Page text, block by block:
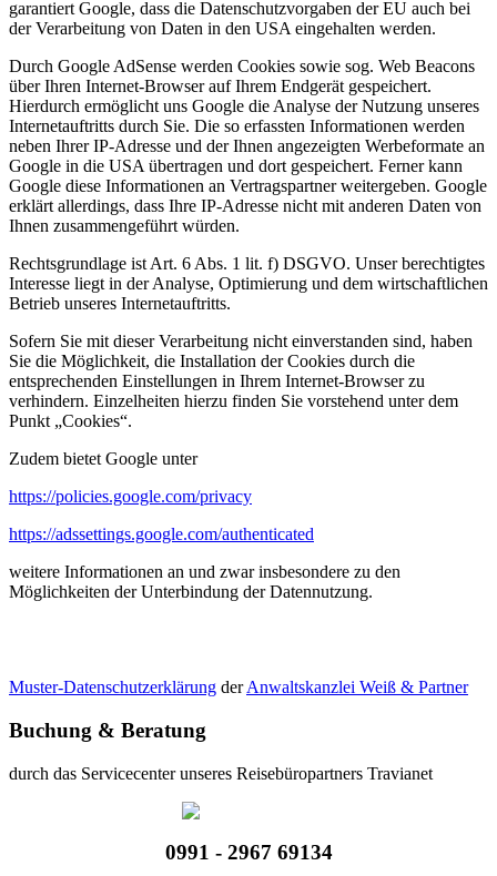
garantiert Google, dass die Datenschutzvorgaben der EU auch bei
der Verarbeitung von Daten in den USA eingehalten werden.
Durch Google AdSense werden Cookies sowie sog. Web Beacons
über Ihren Internet-Browser auf Ihrem Endgerät gespeichert.
Hierdurch ermöglicht uns Google die Analyse der Nutzung unseres
Internetauftritts durch Sie. Die so erfassten Informationen werden
neben Ihrer IP-Adresse und der Ihnen angezeigten Werbeformate an
Google in die USA übertragen und dort gespeichert. Ferner kann
Google diese Informationen an Vertragspartner weitergeben. Google
erklärt allerdings, dass Ihre IP-Adresse nicht mit anderen Daten von
Ihnen zusammengeführt würden.
Rechtsgrundlage ist Art. 6 Abs. 1 lit. f) DSGVO. Unser berechtigtes
Interesse liegt in der Analyse, Optimierung und dem wirtschaftlichen
Betrieb unseres Internetauftritts.
Sofern Sie mit dieser Verarbeitung nicht einverstanden sind, haben
Sie die Möglichkeit, die Installation der Cookies durch die
entsprechenden Einstellungen in Ihrem Internet-Browser zu
verhindern. Einzelheiten hierzu finden Sie vorstehend unter dem
Punkt „Cookies“.
Zudem bietet Google unter
https://policies.google.com/privacy
https://adssettings.google.com/authenticated
weitere Informationen an und zwar insbesondere zu den
Möglichkeiten der Unterbindung der Datennutzung.
Muster-Datenschutzerklärung derAnwaltskanzlei Weiß & Partner
Buchung & Beratung
durch das Servicecenter unseres Reisebüropartners Travianet
0991 - 2967 69134